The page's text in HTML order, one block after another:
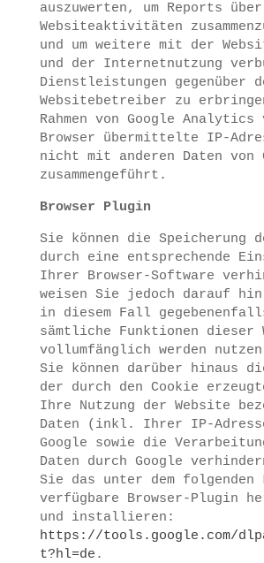
auszuwerten, um Reports
Websiteaktivitäten
und um weitere mit der
und der Internetnutzung
Dienstleistungen gegenüber
Websitebetreiber zu
Rahmen von Google Analytics
Browser übermittelte IP-
nicht mit anderen Daten von
zusammengeführt.
Browser Plugin
Sie können die Speicherung
durch eine entsprechende
Ihrer Browser-Software
weisen Sie jedoch darauf
in diesem Fall
sämtliche Funktionen dieser
vollumfänglich werden nutzen
Sie können darüber hinaus
der durch den Cookie
Ihre Nutzung der Website
Daten (inkl. Ihrer IP-
Google sowie die
Daten durch Google
Sie das unter dem folgenden
verfügbare Browser-Plugin
und installieren:
https://tools.google.com/
t?hl=de .